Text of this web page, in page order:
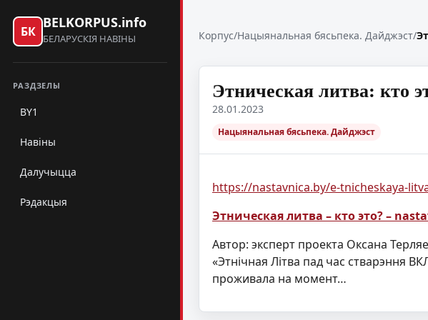
БК
BELKORPUS.info
БЕЛАРУСКІЯ НАВІНЫ
РАЗДЗЕЛЫ
BY1
Навіны
Далучыцца
Рэдакцыя
Корпус/Нацыянальная бясьпека. Дайджэст/
Этническая литва: кто
28.01.2023
Нацыянальная бясьпека. Дайджэст
https://nastavnica.by/e-tnicheskaya-
Этническая литва – кто это? –
Автор: эксперт проекта Оксана
«Этнiчная Лiтва пад час стварэння
проживала на момент…